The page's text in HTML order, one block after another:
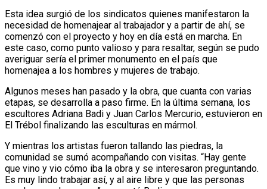
Esta idea surgió de los sindicatos quienes manifestaron la
necesidad de homenajear al trabajador y a partir de ahí, se
comenzó con el proyecto y hoy en día está en marcha. En
este caso, como punto valioso y para resaltar, según se pudo
averiguar sería el primer monumento en el país que
homenajea a los hombres y mujeres de trabajo.
Algunos meses han pasado y la obra, que cuanta con varias
etapas, se desarrolla a paso firme. En la última semana, los
escultores Adriana Badi y Juan Carlos Mercurio, estuvieron en
El Trébol finalizando las esculturas en mármol.
Y mientras los artistas fueron tallando las piedras, la
comunidad se sumó acompañando con visitas. “Hay gente
que vino y vio cómo iba la obra y se interesaron preguntando.
Es muy lindo trabajar así, y al aire libre y que las personas